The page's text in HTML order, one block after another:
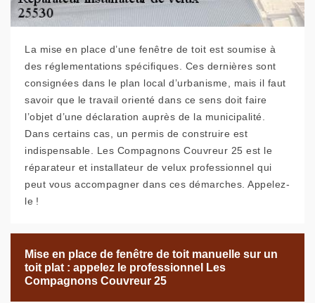
La mise en place d’une fenêtre de toit est soumise à
des réglementations spécifiques. Ces dernières sont
consignées dans le plan local d’urbanisme, mais il faut
savoir que le travail orienté dans ce sens doit faire
l’objet d’une déclaration auprès de la municipalité.
Dans certains cas, un permis de construire est
indispensable. Les Compagnons Couvreur 25 est le
réparateur et installateur de velux professionnel qui
peut vous accompagner dans ces démarches. Appelez-
le !
Mise en place de fenêtre de toit manuelle sur un
toit plat : appelez le professionnel Les
Compagnons Couvreur 25